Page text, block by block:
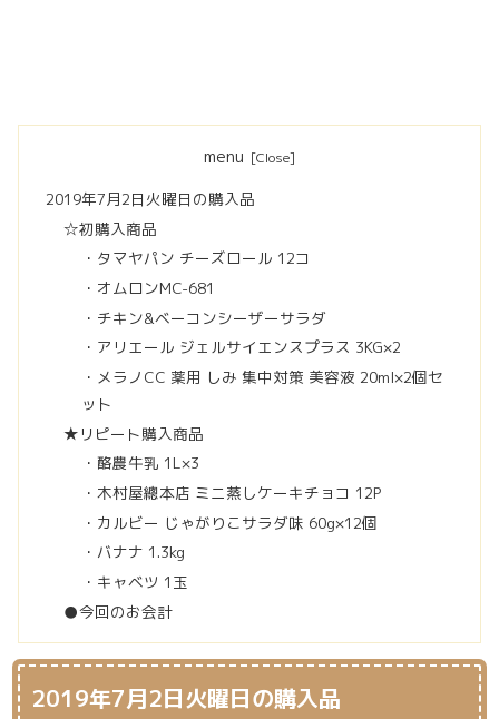
menu
2019年7月2日火曜日の購入品
☆初購入商品
・タマヤパン チーズロール 12コ
・オムロンMC-681
・チキン&ベーコンシーザーサラダ
・アリエール ジェルサイエンスプラス 3KG×2
・メラノCC 薬用 しみ 集中対策 美容液 20ml×2個セ
ット
★リピート購入商品
・酪農牛乳 1L×3
・木村屋總本店 ミニ蒸しケーキチョコ 12P
・カルビー じゃがりこサラダ味 60g×12個
・バナナ 1.3kg
・キャベツ 1玉
●今回のお会計
2019年7月2日火曜日の購入品